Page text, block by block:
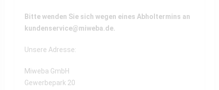
Bitte wenden Sie sich wegen eines Abholtermins an
kundenservice@miweba.de.
Unsere Adresse:
Miweba GmbH
Gewerbepark 20